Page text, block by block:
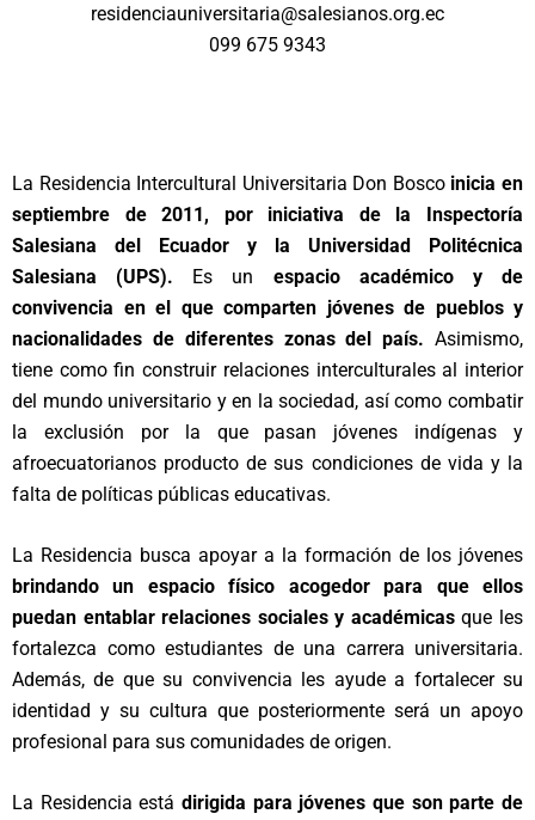
residenciauniversitaria@salesianos.org.ec
099 675 9343
La Residencia Intercultural Universitaria Don Bosco inicia en
septiembre de 2011, por iniciativa de la Inspectoría
Salesiana del Ecuador y la Universidad Politécnica
Salesiana (UPS). Es un espacio académico y de
convivencia en el que comparten jóvenes de pueblos y
nacionalidades de diferentes zonas del país. Asimismo,
tiene como fin construir relaciones interculturales al interior
del mundo universitario y en la sociedad, así como combatir
la exclusión por la que pasan jóvenes indígenas y
afroecuatorianos producto de sus condiciones de vida y la
falta de políticas públicas educativas.
La Residencia busca apoyar a la formación de los jóvenes
brindando un espacio físico acogedor para que ellos
puedan entablar relaciones sociales y académicasque les
fortalezca como estudiantes de una carrera universitaria.
Además, de que su convivencia les ayude a fortalecer su
identidad y su cultura que posteriormente será un apoyo
profesional para sus comunidades de origen.
La Residencia está dirigida para jóvenes que son parte de